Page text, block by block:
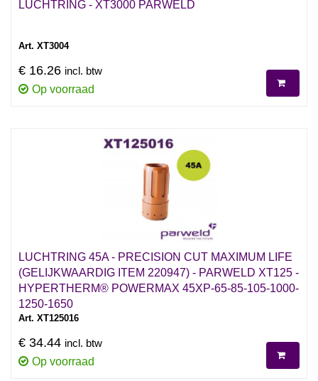
LUCHTRING - XT3000 PARWELD
Art. XT3004
€ 16.26 incl. btw
Op voorraad
LUCHTRING 45A - PRECISION CUT MAXIMUM LIFE
(GELIJKWAARDIG ITEM 220947) - PARWELD XT125 -
HYPERTHERM® POWERMAX 45XP-65-85-105-1000-
1250-1650
Art. XT125016
€ 34.44 incl. btw
Op voorraad